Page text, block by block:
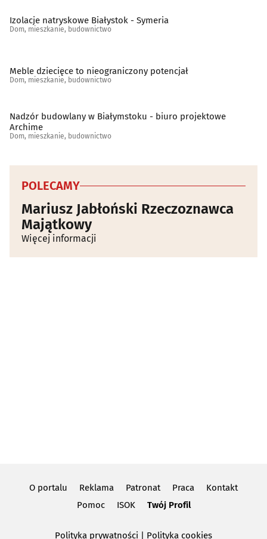
Tapety(5)
Wentylacja(28)
Wykończenia, usługi remontowe(58)
Wyposażenie wnętrz(51)
Zabezpieczenia i alarmy
Izolacje natryskowe Białystok - Symeria
Dom, mieszkanie, budownictwo
Meble dziecięce to nieograniczony potencjał
Dom, mieszkanie, budownictwo
Nadzór budowlany w Białymstoku - biuro projektowe
Archime
Dom, mieszkanie, budownictwo
POLECAMY
Mariusz Jabłoński Rzeczoznawca
Majątkowy
Więcej informacji
O portalu Reklama Patronat Praca
Kontakt
Pomoc
ISOK Twój Profil
Polityka prywatności | Polityka cookies